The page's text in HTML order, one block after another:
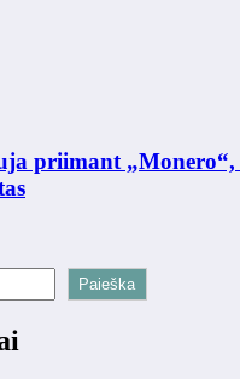
priimant „Monero“,
Paieška